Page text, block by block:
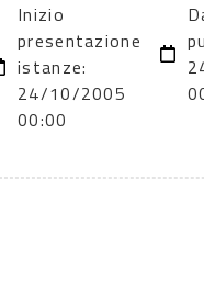
Inizio
presentazione
istanze:
24/10/2005
00:00